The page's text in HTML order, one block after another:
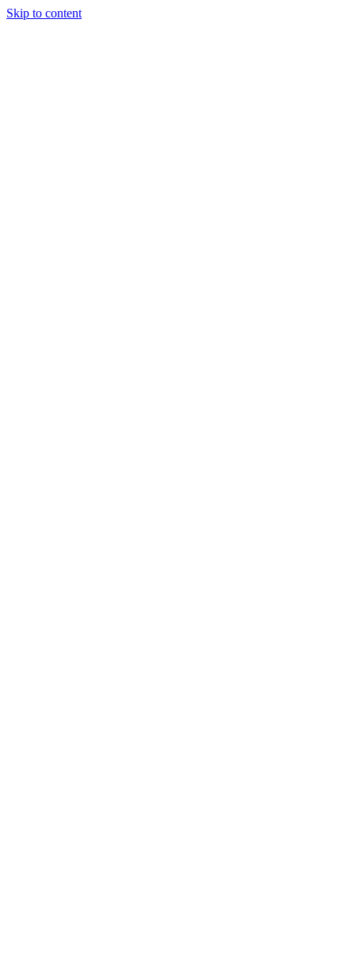
Skip to content